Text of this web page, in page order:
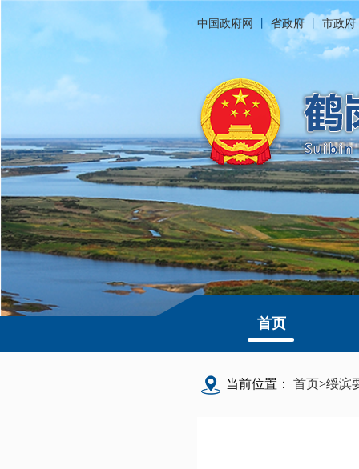
中国政府网 丨省政府 市政府
首页
当前位置： 首页>绥滨